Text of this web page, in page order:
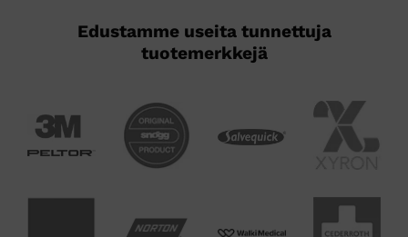
Edustamme useita tunnettuja
tuotemerkkejä